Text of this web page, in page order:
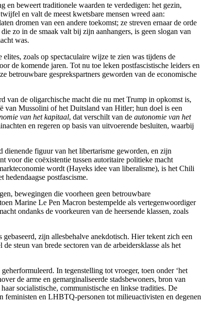
en beweert traditionele waarden te verdedigen: het gezin,
en valt de meest kwetsbare mensen wreed aan:
dromen van een andere toekomst; ze streven ernaar de orde
die zo in de smaak valt bij zijn aanhangers, is geen slogan van
was.
zoals op spectaculaire wijze te zien was tijdens de
de komende jaren. Tot nu toe leken postfascistische leiders en
gesprekspartners geworden van de economische
van de oligarchische macht die nu met Trump in opkomst is,
van Mussolini of het Duitsland van Hitler; hun doel is een
van het kapitaal, dat verschilt van de autonomie van het
en regeren op basis van uitvoerende besluiten, waarbij
figuur van het libertarisme geworden, en zijn
voor die coëxistentie tussen autoritaire politieke macht
wordt (Hayeks idee van liberalisme), is het Chili
postfascisme.
bewegingen die voorheen geen betrouwbare
Marine Le Pen Macron bestempelde als vertegenwoordiger
ondanks de voorkeuren van de heersende klassen, zoals
zijn allesbehalve anekdotisch. Hier tekent zich een
steun van brede sectoren van de arbeidersklasse als het
In tegenstelling tot vroeger, toen onder ‘het
de arme en gemarginaliseerde stadsbewoners, bron van
socialistische, communistische en linkse tradities. De
feministen en LHBTQ-personen tot milieuactivisten en degenen